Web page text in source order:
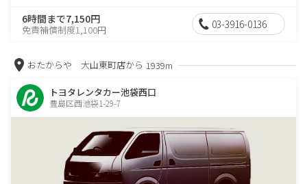
6時間まで7,150円
免責補償制度1,100円 03-3916-0136
おたからや 大山東町店から 1939m
トヨタレンタカー池袋西口
豊島区西池袋1-29-7